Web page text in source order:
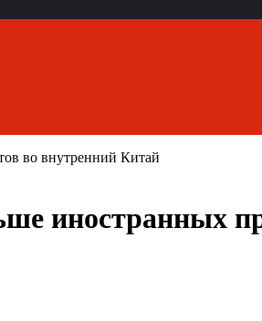
во внутренний Китай
иностранных